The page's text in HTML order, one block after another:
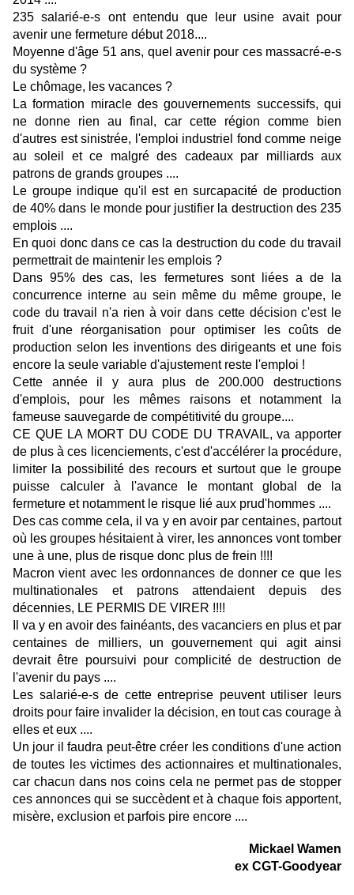
235 salarié-e-s ont entendu que leur usine avait pour
avenir une fermeture début 2018....
Moyenne d'âge 51 ans, quel avenir pour ces massacré-e-s
du système ?
Le chômage, les vacances ?
La formation miracle des gouvernements successifs, qui
ne donne rien au final, car cette région comme bien
d'autres est sinistrée, l'emploi industriel fond comme neige
au soleil et ce malgré des cadeaux par milliards aux
patrons de grands groupes ....
Le groupe indique qu'il est en surcapacité de production
de 40% dans le monde pour justifier la destruction des 235
emplois ....
En quoi donc dans ce cas la destruction du code du travail
permettrait de maintenir les emplois ?
Dans 95% des cas, les fermetures sont liées a de la
concurrence interne au sein même du même groupe, le
code du travail n'a rien à voir dans cette décision c'est le
fruit d'une réorganisation pour optimiser les coûts de
production selon les inventions des dirigeants et une fois
encore la seule variable d'ajustement reste l'emploi !
Cette année il y aura plus de 200.000 destructions
d'emplois, pour les mêmes raisons et notamment la
fameuse sauvegarde de compétitivité du groupe....
CE QUE LA MORT DU CODE DU TRAVAIL, va apporter
de plus à ces licenciements, c'est d'accélérer la procédure,
limiter la possibilité des recours et surtout que le groupe
puisse calculer à l'avance le montant global de la
fermeture et notamment le risque lié aux prud'hommes ....
Des cas comme cela, il va y en avoir par centaines, partout
où les groupes hésitaient à virer, les annonces vont tomber
une à une, plus de risque donc plus de frein !!!!
Macron vient avec les ordonnances de donner ce que les
multinationales et patrons attendaient depuis des
décennies, LE PERMIS DE VIRER !!!!
Il va y en avoir des fainéants, des vacanciers en plus et par
centaines de milliers, un gouvernement qui agit ainsi
devrait être poursuivi pour complicité de destruction de
l'avenir du pays ....
Les salarié-e-s de cette entreprise peuvent utiliser leurs
droits pour faire invalider la décision, en tout cas courage à
elles et eux ....
Un jour il faudra peut-être créer les conditions d'une action
de toutes les victimes des actionnaires et multinationales,
car chacun dans nos coins cela ne permet pas de stopper
ces annonces qui se succèdent et à chaque fois apportent,
misère, exclusion et parfois pire encore ....
Mickael Wamen
ex CGT-Goodyear